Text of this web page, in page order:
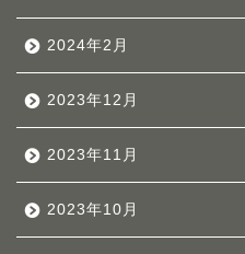
2024年2月
2023年12月
2023年11月
2023年10月